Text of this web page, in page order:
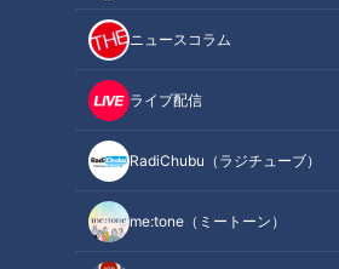
ニュースコラム
ライブ配信
RadiChubu（ラジチューブ）
me:tone（ミートーン）
国産牛テールでダシをとる超